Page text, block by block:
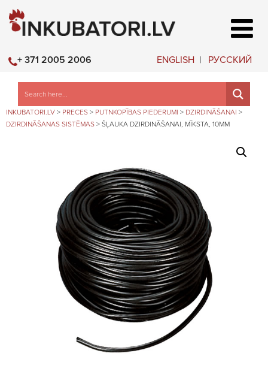
ENGLISH РУССКИЙ
+ 371 2005 2006
INKUBATORI.LV > PRECES > PUTNKOPĪBAS PIEDERUMI > DZIRDINĀŠANAI >
DZIRDINĀŠANAS SISTĒMAS > ŠĻAUKA DZIRDINĀŠANAI, MĪKSTA, 10MM